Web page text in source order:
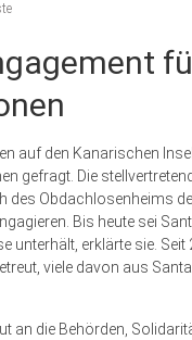
auf den Kanarischen
gefragt. Die
des Obdachlosenheims
Bis heute sei
unterhält, erklärte sie.
viele davon aus
an die Behörden,